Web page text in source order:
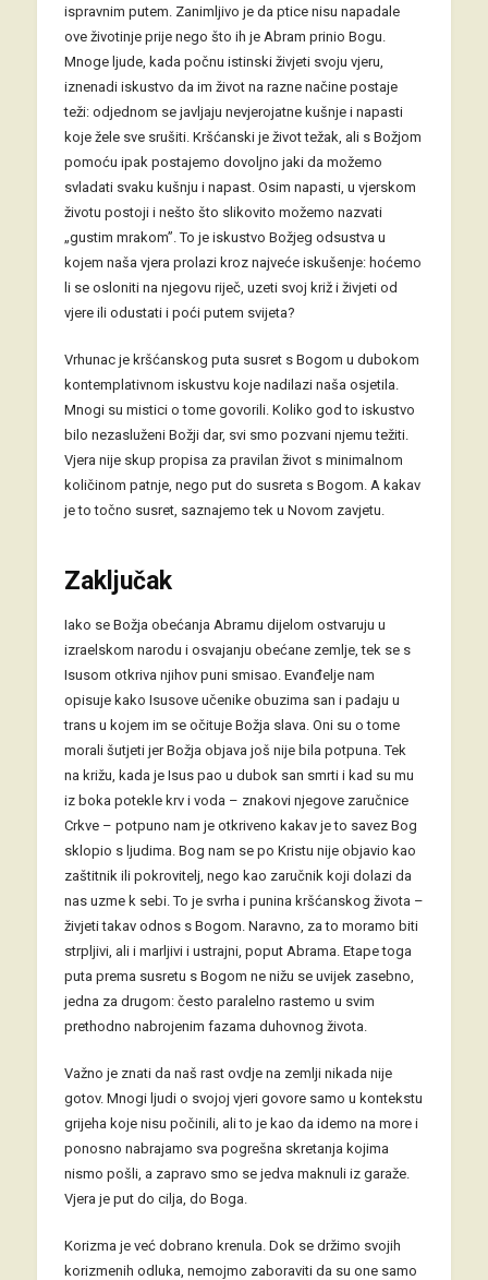
ispravnim putem. Zanimljivo je da ptice nisu napadale
ove životinje prije nego što ih je Abram prinio Bogu.
Mnoge ljude, kada počnu istinski živjeti svoju vjeru,
iznenadi iskustvo da im život na razne načine postaje
teži: odjednom se javljaju nevjerojatne kušnje i napasti
koje žele sve srušiti. Kršćanski je život težak, ali s Božjom
pomoću ipak postajemo dovoljno jaki da možemo
svladati svaku kušnju i napast. Osim napasti, u vjerskom
životu postoji i nešto što slikovito možemo nazvati
„gustim mrakom”. To je iskustvo Božjeg odsustva u
kojem naša vjera prolazi kroz najveće iskušenje: hoćemo
li se osloniti na njegovu riječ, uzeti svoj križ i živjeti od
vjere ili odustati i poći putem svijeta?
Vrhunac je kršćanskog puta susret s Bogom u dubokom
kontemplativnom iskustvu koje nadilazi naša osjetila.
Mnogi su mistici o tome govorili. Koliko god to iskustvo
bilo nezasluženi Božji dar, svi smo pozvani njemu težiti.
Vjera nije skup propisa za pravilan život s minimalnom
količinom patnje, nego put do susreta s Bogom. A kakav
je to točno susret, saznajemo tek u Novom zavjetu.
Zaključak
Iako se Božja obećanja Abramu dijelom ostvaruju u
izraelskom narodu i osvajanju obećane zemlje, tek se s
Isusom otkriva njihov puni smisao. Evanđelje nam
opisuje kako Isusove učenike obuzima san i padaju u
trans u kojem im se očituje Božja slava. Oni su o tome
morali šutjeti jer Božja objava još nije bila potpuna. Tek
na križu, kada je Isus pao u dubok san smrti i kad su mu
iz boka potekle krv i voda – znakovi njegove zaručnice
Crkve – potpuno nam je otkriveno kakav je to savez Bog
sklopio s ljudima. Bog nam se po Kristu nije objavio kao
zaštitnik ili pokrovitelj, nego kao zaručnik koji dolazi da
nas uzme k sebi. To je svrha i punina kršćanskog života –
živjeti takav odnos s Bogom. Naravno, za to moramo biti
strpljivi, ali i marljivi i ustrajni, poput Abrama. Etape toga
puta prema susretu s Bogom ne nižu se uvijek zasebno,
jedna za drugom: često paralelno rastemo u svim
prethodno nabrojenim fazama duhovnog života.
Važno je znati da naš rast ovdje na zemlji nikada nije
gotov. Mnogi ljudi o svojoj vjeri govore samo u kontekstu
grijeha koje nisu počinili, ali to je kao da idemo na more i
ponosno nabrajamo sva pogrešna skretanja kojima
nismo pošli, a zapravo smo se jedva maknuli iz garaže.
Vjera je put do cilja, do Boga.
Korizma je već dobrano krenula. Dok se držimo svojih
korizmenih odluka, nemojmo zaboraviti da su one samo